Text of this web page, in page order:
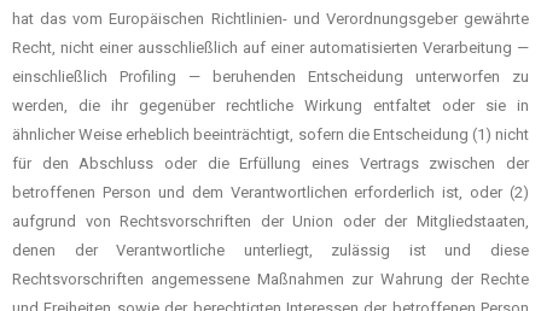
hat das vom Europäischen Richtlinien- und Verordnungsgeber gewährte
Recht, nicht einer ausschließlich auf einer automatisierten Verarbeitung —
einschließlich Profiling — beruhenden Entscheidung unterworfen zu
werden, die ihr gegenüber rechtliche Wirkung entfaltet oder sie in
ähnlicher Weise erheblich beeinträchtigt, sofern die Entscheidung (1) nicht
für den Abschluss oder die Erfüllung eines Vertrags zwischen der
betroffenen Person und dem Verantwortlichen erforderlich ist, oder (2)
aufgrund von Rechtsvorschriften der Union oder der Mitgliedstaaten,
denen der Verantwortliche unterliegt, zulässig ist und diese
Rechtsvorschriften angemessene Maßnahmen zur Wahrung der Rechte